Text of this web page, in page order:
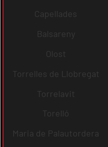
Capellades
Balsareny
Olost
Torrelles de Llobregat
Torrelavit
Torelló
Maria de Palautordera